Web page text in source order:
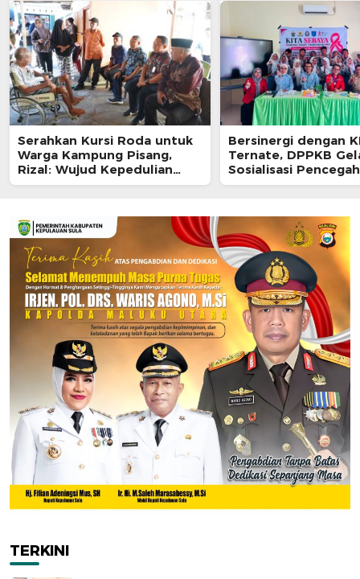
Serahkan Kursi Roda untuk
Warga Kampung Pisang,
Rizal: Wujud Kepedulian
Pemkot dan Baznas Ternate
Bersinergi dengan
Ternate, DPPKB
Sosialisasi
HIV/AIDS di SMA
TERKINI